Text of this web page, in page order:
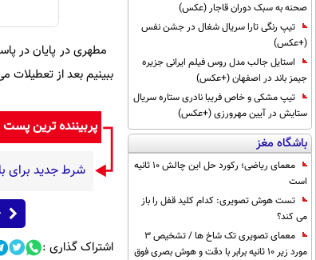
صحنه به سبک دوران قاجار (عکس)
تیپ رنگی تارا سریال شغال در جشن نفس
(+عکس)
استایل جالب مدل روس فیلم ایرانی جزیره
جیمز باند در اصفهان (+عکس)
تیپ مشکی و خاص فریبا نادری ستاره سریال
ستایش در آیین مهرورزی (+عکس)
باشگاه مغز
معمای ریاضی؛ رکورد حل این چالش 10 ثانیه
است
تست هوش تصویری: کدام کلید قفل را باز
می کند؟
معمای تصویری تک شاخ ها / تشخیص 3
مورد زیر 10 ثانیه برابر با دقت و هوش بصری فوق
مطهری در پایان در
ببینیم بعد از تعطیلات
پربیننده ترین
شرط جدید برای
اشتراک گذاری :